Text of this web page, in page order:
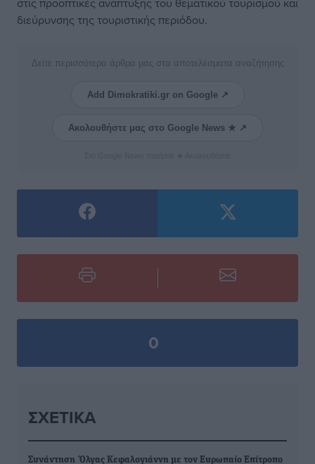
διεύρυνσης της τουριστικής περιόδου.
Δείτε περισσότερα άρθρα μας στα αποτελέσματα αναζήτησης
Add Dimokratiki.gr on Google ↗
Ακολουθήστε μας στο Google News ★ ↗
0
ΣΧΕΤΙΚΆ
Συνάντηση Όλγας Κεφαλογιάννη με τον Ευρωπαίο Επίτροπο